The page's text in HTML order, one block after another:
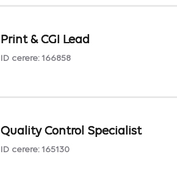
Print & CGI Lead
ID cerere: 166858
Quality Control Specialist
ID cerere: 165130